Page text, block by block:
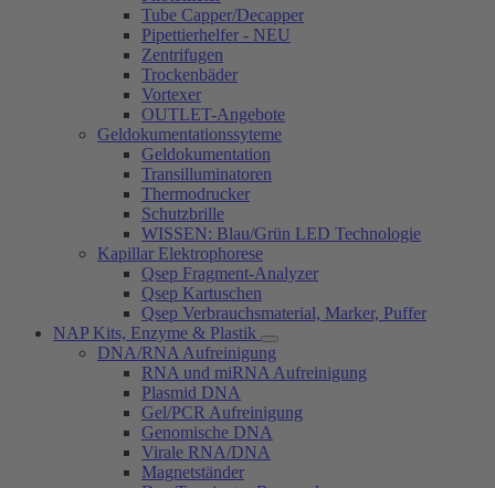
Tube Capper/Decapper
Pipettierhelfer - NEU
Zentrifugen
Trockenbäder
Vortexer
OUTLET-Angebote
Geldokumentationssyteme
Geldokumentation
Transilluminatoren
Thermodrucker
Schutzbrille
WISSEN: Blau/Grün LED Technologie
Kapillar Elektrophorese
Qsep Fragment-Analyzer
Qsep Kartuschen
Qsep Verbrauchsmaterial, Marker, Puffer
NAP Kits, Enzyme & Plastik
DNA/RNA Aufreinigung
RNA und miRNA Aufreinigung
Plasmid DNA
Gel/PCR Aufreinigung
Genomische DNA
Virale RNA/DNA
Magnetständer